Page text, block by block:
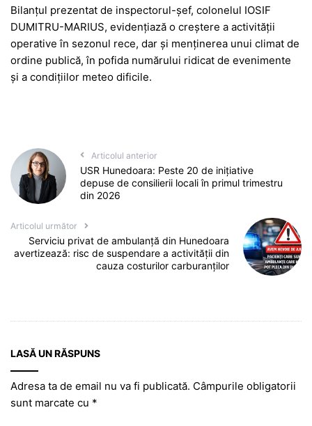
Bilanțul prezentat de inspectorul-șef, colonelul IOSIF
DUMITRU-MARIUS, evidențiază o creștere a activității
operative în sezonul rece, dar și menținerea unui climat de
ordine publică, în pofida numărului ridicat de evenimente
și a condițiilor meteo dificile.
Articolul anterior
USR Hunedoara: Peste 20 de inițiative
depuse de consilierii locali în primul trimestru
din 2026
Articolul următor
Serviciu privat de ambulanță din Hunedoara
avertizează: risc de suspendare a activității din
cauza costurilor carburanților
LASĂ UN RĂSPUNS
Adresa ta de email nu va fi publicată. Câmpurile obligatorii
sunt marcate cu *